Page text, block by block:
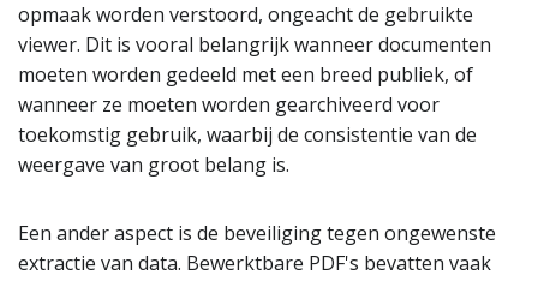
opmaak worden verstoord, ongeacht de gebruikte
viewer. Dit is vooral belangrijk wanneer documenten
moeten worden gedeeld met een breed publiek, of
wanneer ze moeten worden gearchiveerd voor
toekomstig gebruik, waarbij de consistentie van de
weergave van groot belang is.
Een ander aspect is de beveiliging tegen ongewenste
extractie van data. Bewerktbare PDF's bevatten vaak